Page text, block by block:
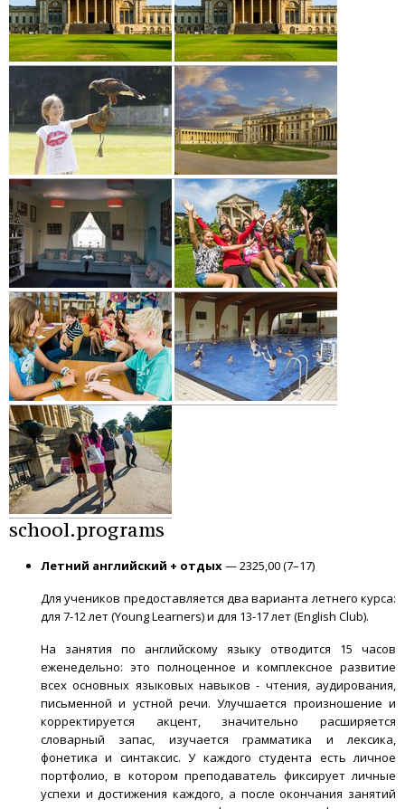
school.programs
Летний английский + отдых— 2325,00 (7–17)
Для учеников предоставляется два варианта летнего курса:
для 7-12 лет (Young Learners) и для 13-17 лет (English Club).
На занятия по английскому языку отводится 15 часов
еженедельно: это полноценное и комплексное развитие
всех основных языковых навыков - чтения, аудирования,
письменной и устной речи. Улучшается произношение и
корректируется акцент, значительно расширяется
словарный запас, изучается грамматика и лексика,
фонетика и синтаксис. У каждого студента есть личное
портфолио, в котором преподаватель фиксирует личные
успехи и достижения каждого, а после окончания занятий